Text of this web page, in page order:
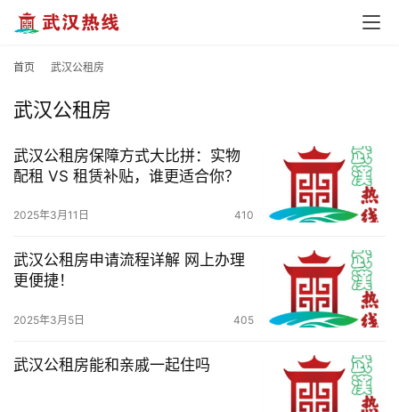
首
汉
办
旅
动
首页 武汉公租房
武汉公租房
武汉公租房保障方式大比拼：实物
配租 VS 租赁补贴，谁更适合你？
2025年3月11日 410
武汉公租房申请流程详解 网上办理
更便捷！
2025年3月5日 405
武汉公租房能和亲戚一起住吗